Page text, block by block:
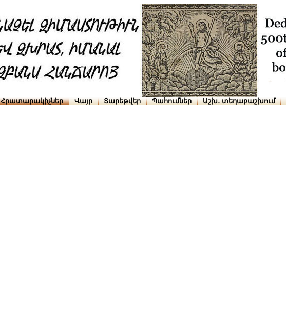
Հրատարակիչներ Վայր Տարեթվեր Պահումներ Աշխ․ տեղաբաշխում